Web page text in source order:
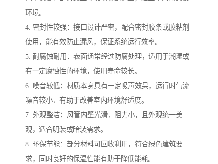
环境。
4. 密封性较强：接口设计严密，配合密封胶条或胶粘剂
使用，能有效防止漏风，保证系统运行效率。
5. 耐腐蚀耐用：表面通常经过防腐处理，适用于潮湿或
有一定腐蚀性的环境，使用寿命较长。
6. 噪音较低：材质本身具有一定吸声效果，运行时气流
噪音较小，有助于改善室内环境舒适度。
7. 外观整洁：风管内壁光滑，阻力小，且外观统一美
观，适合明装或暗装需求。
8. 环保节能：部分材料可回收利用，符合绿色建筑要
求，同时良好的保温性能有助于降低能耗。